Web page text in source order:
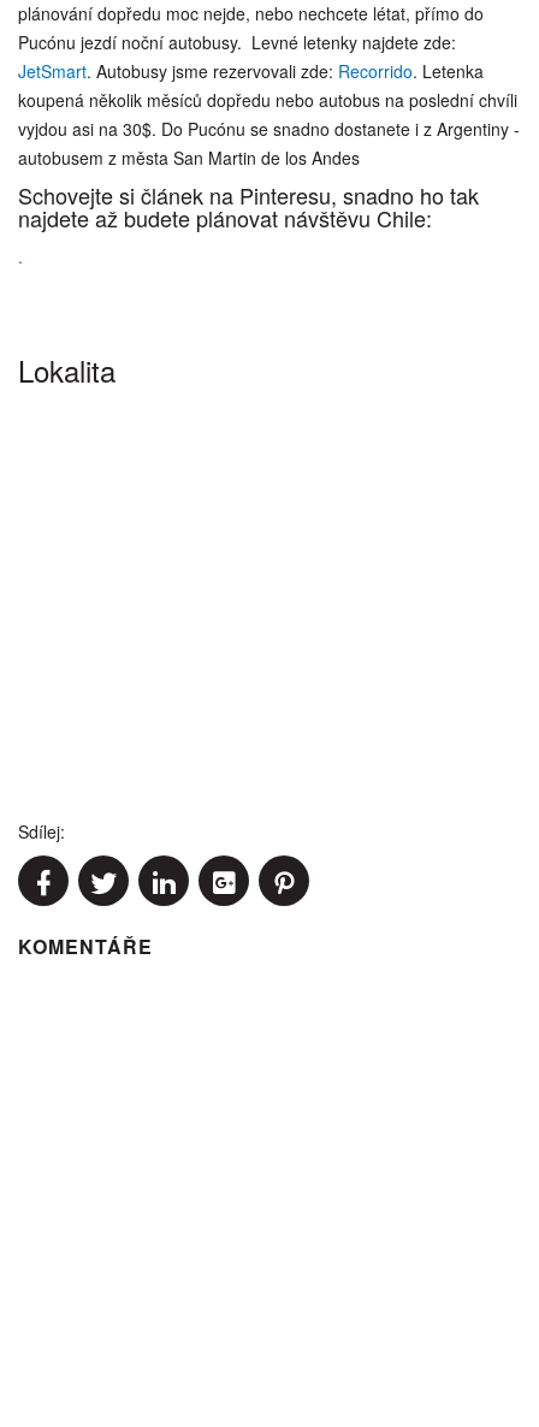
plánování dopředu moc nejde, nebo nechcete létat, přímo do
Pucónu jezdí noční autobusy. Levné letenky najdete zde:
JetSmart. Autobusy jsme rezervovali zde: Recorrido. Letenka
koupená několik měsíců dopředu nebo autobus na poslední chvíli
vyjdou asi na 30$. Do Pucónu se snadno dostanete i z Argentiny -
autobusem z města San Martin de los Andes
Schovejte si článek na Pinteresu, snadno ho tak
najdete až budete plánovat návštěvu Chile:
.
Lokalita
Sdílej:
KOMENTÁŘE